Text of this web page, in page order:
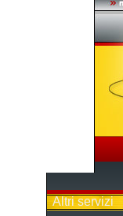
Altri servizi